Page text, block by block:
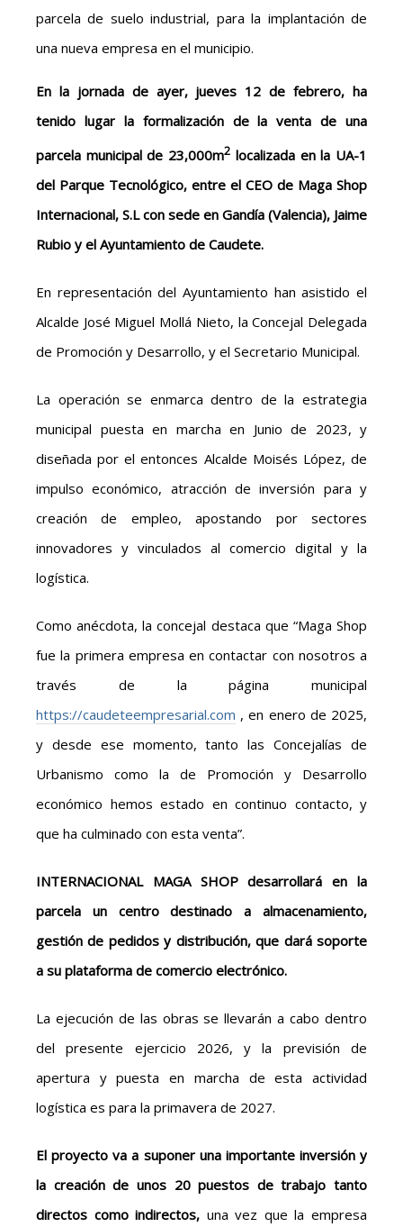
parcela de suelo industrial, para la implantación de
una nueva empresa en el municipio.
En la jornada de ayer, jueves 12 de febrero, ha
tenido lugar la formalización de la venta de una
parcela municipal de 23,000m2 localizada en la UA-1
del Parque Tecnológico, entre el CEO de Maga Shop
Internacional, S.L con sede en Gandía (Valencia), Jaime
Rubio y el Ayuntamiento de Caudete.
En representación del Ayuntamiento han asistido el
Alcalde José Miguel Mollá Nieto, la Concejal Delegada
de Promoción y Desarrollo, y el Secretario Municipal.
La operación se enmarca dentro de la estrategia
municipal puesta en marcha en Junio de 2023, y
diseñada por el entonces Alcalde Moisés López, de
impulso económico, atracción de inversión para y
creación de empleo, apostando por sectores
innovadores y vinculados al comercio digital y la
logística.
Como anécdota, la concejal destaca que “Maga Shop
fue la primera empresa en contactar con nosotros a
través de la página municipal
https://caudeteempresarial.com , en enero de 2025,
y desde ese momento, tanto las Concejalías de
Urbanismo como la de Promoción y Desarrollo
económico hemos estado en continuo contacto, y
que ha culminado con esta venta”.
INTERNACIONAL MAGA SHOP desarrollará en la
parcela un centro destinado a almacenamiento,
gestión de pedidos y distribución, que dará soporte
a su plataforma de comercio electrónico.
La ejecución de las obras se llevarán a cabo dentro
del presente ejercicio 2026, y la previsión de
apertura y puesta en marcha de esta actividad
logística es para la primavera de 2027.
El proyecto va a suponer una importante inversión y
la creación de unos 20 puestos de trabajo tanto
directos como indirectos, una vez que la empresa